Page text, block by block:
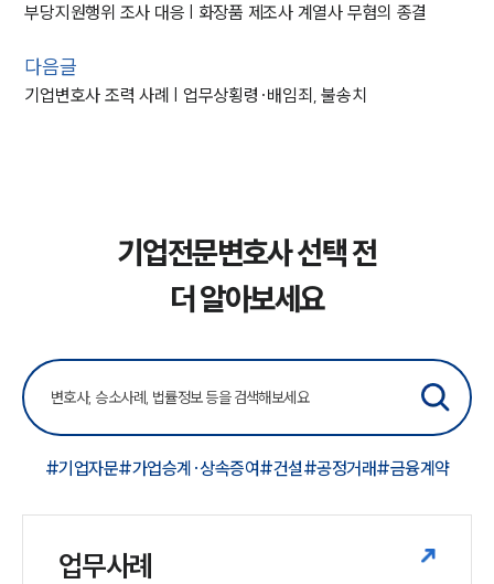
부당지원행위 조사 대응 | 화장품 제조사 계열사 무혐의 종결
다음글
기업변호사 조력 사례 | 업무상횡령·배임죄, 불송치
기업전문변호사 선택 전
더 알아보세요
#기업자문#가업승계·상속증여#건설#공정거래#금융계약
업무사례